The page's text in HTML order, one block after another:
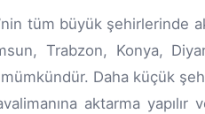
tüm büyük şehirlerinde
Trabzon, Konya,
Daha küçük
aktarma